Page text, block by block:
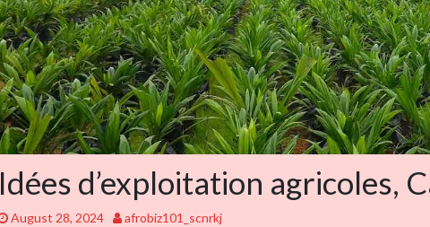
Idées d’exploitation agricoles,
August 28, 2024 afrobiz101_scnrkj